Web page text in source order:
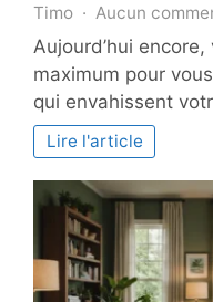
Timo Aucun
Aujourd’hui
maximum pour
qui envahissent
Lire l'article